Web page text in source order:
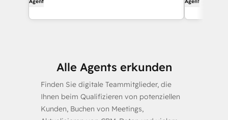
Alle Agents erkunden
Finden Sie digitale Teammitglieder, die
Ihnen beim Qualifizieren von potenziellen
Kunden, Buchen von Meetings,